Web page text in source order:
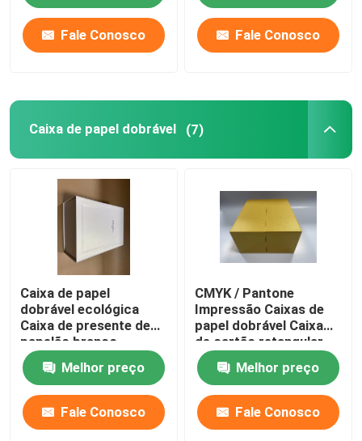
Caixas de papel impresso
Bandeja de papel do alimento
Tin Box de empacotamento
Embalagens de alimentos líquidos
Fale Conosco Fale Conosco
Caixa de papel dobrável (7)
Caixa de papel
dobrável ecológica
Caixa de presente de
papelão branco
reciclável
Melhor preço
Fale Conosco
CMYK / Pantone
Impressão Caixas de
papel dobrável Caixa
de cartão retangular
amarelo
Melhor preço
Fale Conosco